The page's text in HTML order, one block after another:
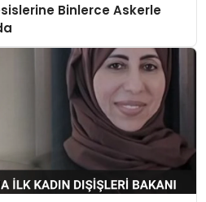
Binlerce Askerle